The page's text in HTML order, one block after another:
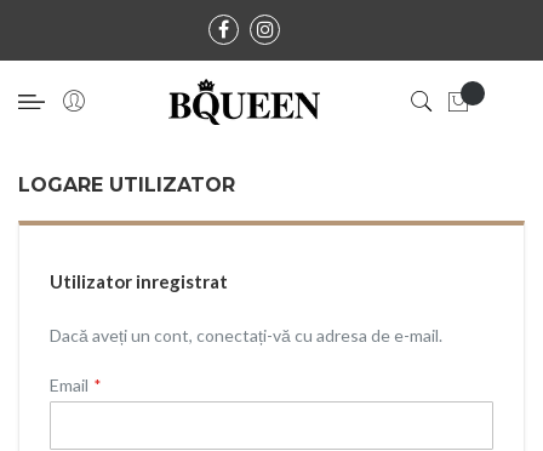
LOGARE UTILIZATOR
Utilizator inregistrat
Dacă aveți un cont, conectați-vă cu adresa de e-mail.
Email